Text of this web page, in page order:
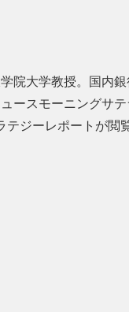
院大学教授。国内
ースモーニングサ
テジーレポートが閲